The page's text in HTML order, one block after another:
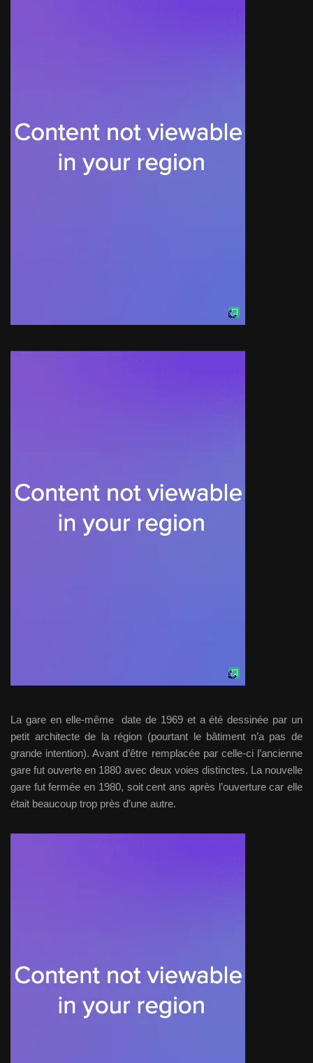
La gare en elle-même date de 1969 et a été dessinée par un
petit architecte de la région (pourtant le bâtiment n’a pas de
grande intention). Avant d’être remplacée par celle-ci l’ancienne
gare fut ouverte en 1880 avec deux voies distinctes. La nouvelle
gare fut fermée en 1980, soit cent ans après l’ouverture car elle
était beaucoup trop près d’une autre.